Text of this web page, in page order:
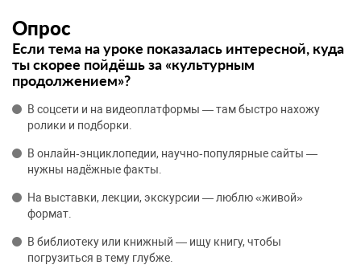
Опрос
Если тема на уроке показалась интересной, куда
ты скорее пойдёшь за «культурным
продолжением»?
В соцсети и на видеоплатформы — там быстро нахожу
ролики и подборки.
В онлайн‑энциклопедии, научно‑популярные сайты —
нужны надёжные факты.
На выставки, лекции, экскурсии — люблю «живой»
формат.
В библиотеку или книжный — ищу книгу, чтобы
погрузиться в тему глубже.